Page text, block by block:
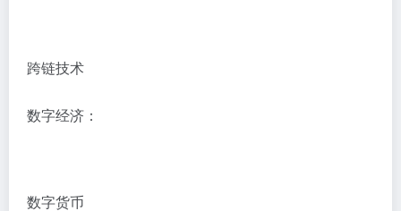
跨链技术
数字经济：
数字货币